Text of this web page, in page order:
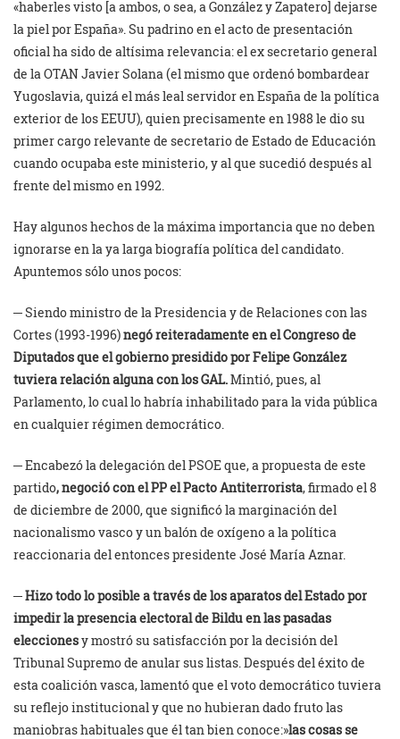
«haberles visto [a ambos, o sea, a González y Zapatero] dejarse
la piel por España». Su padrino en el acto de presentación
oficial ha sido de altísima relevancia: el ex secretario general
de la OTAN Javier Solana (el mismo que ordenó bombardear
Yugoslavia, quizá el más leal servidor en España de la política
exterior de los EEUU), quien precisamente en 1988 le dio su
primer cargo relevante de secretario de Estado de Educación
cuando ocupaba este ministerio, y al que sucedió después al
frente del mismo en 1992.
Hay algunos hechos de la máxima importancia que no deben
ignorarse en la ya larga biografía política del candidato.
Apuntemos sólo unos pocos:
─ Siendo ministro de la Presidencia y de Relaciones con las
Cortes (1993-1996)negó reiteradamente en el Congreso de
Diputados que el gobierno presidido por Felipe González
tuviera relación alguna con los GAL.Mintió, pues, al
Parlamento, lo cual lo habría inhabilitado para la vida pública
en cualquier régimen democrático.
─ Encabezó la delegación del PSOE que, a propuesta de este
partido, negoció con el PP el Pacto Antiterrorista, firmado el 8
de diciembre de 2000, que significó la marginación del
nacionalismo vasco y un balón de oxígeno a la política
reaccionaria del entonces presidente José María Aznar.
─Hizotodo lo posible a través de los aparatos del Estado por
impedir la presencia electoral de Bildu en las pasadas
eleccionesy mostró su satisfacción por la decisión del
Tribunal Supremo de anular sus listas. Después del éxito de
esta coalición vasca, lamentó que el voto democrático tuviera
su reflejo institucional y que no hubieran dado fruto las
maniobras habituales que él tan bien conoce:»las cosas se